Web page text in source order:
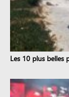
Les 10 plus belles